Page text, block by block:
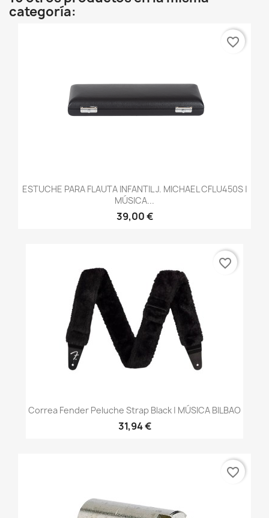
categoría:
ESTUCHE PARA FLAUTA INFANTIL J. MICHAEL CFLU450S |
MÚSICA...
39,00 €
favorite_border
Correa Fender Peluche Strap Black | MÚSICA BILBAO
31,94 €
favorite_border
favorite_border